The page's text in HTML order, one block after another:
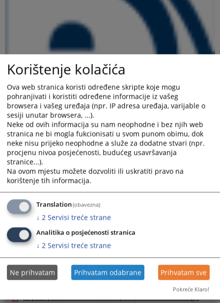
Izvještaj o provedenom postupku JN "Nabavka usluge praćenje
objekta Općinskog suda u Velikoj Kladuši sa dojavom
interventnog centra"
Prikazana vijest je na: Bosanski jezik
Prateći dokumenti
Korištenje kolačića
Ova web stranica koristi određene skripte koje mogu
pohranjivati i koristiti određene informacije iz vašeg
browsera i vašeg uređaja (npr. IP adresa uređaja, varijable o
sesiji unutar browsera, ...).
Neke od ovih informacija su nam neophodne i bez njih web
stranica ne bi mogla fukcionisati u svom punom obimu, dok
neke nisu prijeko neophodne a služe za dodatne stvari (npr.
procjenu nivoa posjećenosti, budućeg usavršavanja
stranice...).
Na ovom mjestu možete dozvoliti ili uskratiti pravo na
korištenje tih informacija.
Translation(obavezna)
↓ 2 Servisi treće strane
Analitika o posjećenosti stranica
↓ 2 Servisi treće strane
Ne prihvatam Prihvatam odabrane Prihvatam sve
Pokreće Klaro!